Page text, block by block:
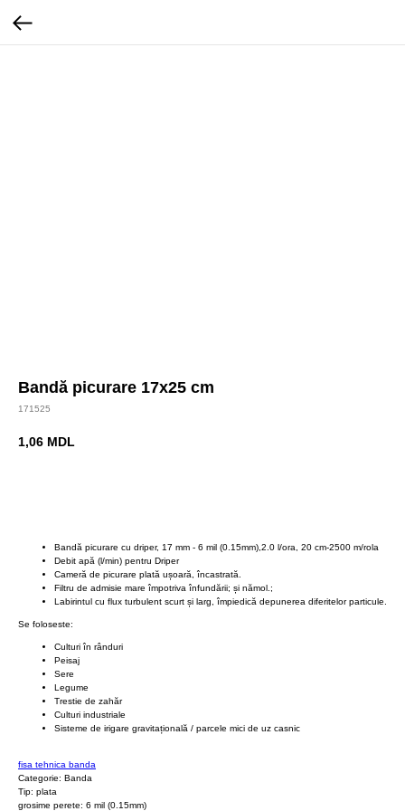
Bandă picurare 17x25 cm
171525
1,06 MDL
Bandă picurare cu driper, 17 mm - 6 mil (0.15mm),2.0 l/ora, 20 cm-2500 m/rola
Debit apă (l/min) pentru Driper
Cameră de picurare plată ușoară, încastrată.
Filtru de admisie mare împotriva înfundării; și nămol.;
Labirintul cu flux turbulent scurt și larg, împiedică depunerea diferitelor particule.
Se foloseste:
Culturi în rânduri
Peisaj
Sere
Legume
Trestie de zahăr
Culturi industriale
Sisteme de irigare gravitațională / parcele mici de uz casnic
fisa tehnica banda
Categorie: Banda
Tip: plata
grosime perete: 6 mil (0.15mm)